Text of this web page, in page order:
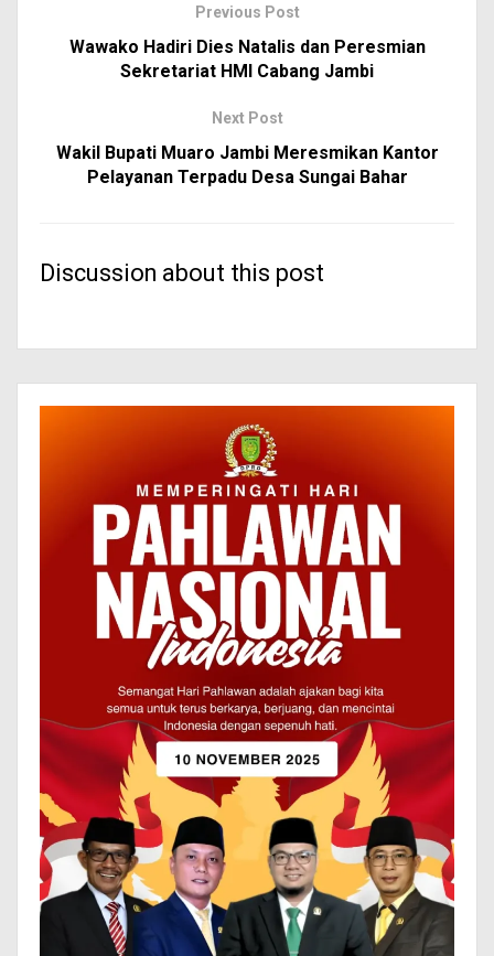
Previous Post
Wawako Hadiri Dies Natalis dan Peresmian
Sekretariat HMI Cabang Jambi
Next Post
Wakil Bupati Muaro Jambi Meresmikan Kantor
Pelayanan Terpadu Desa Sungai Bahar
Discussion about this post